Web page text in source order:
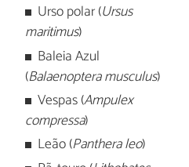
Urso polar (Ursus
maritimus)
Baleia Azul
(Balaenoptera musculus)
Vespas (Ampulex
compressa)
Leão (Panthera leo)